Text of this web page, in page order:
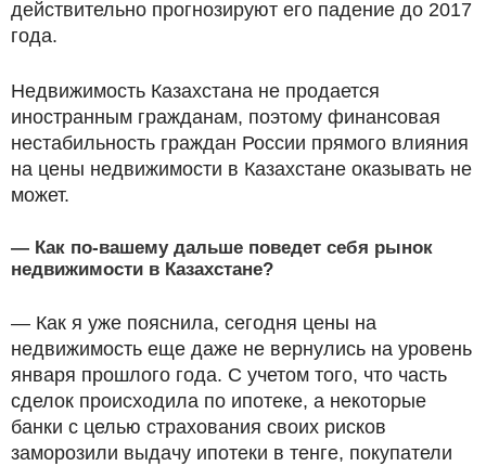
действительно прогнозируют его падение до 2017
года.
Недвижимость Казахстана не продается
иностранным гражданам, поэтому финансовая
нестабильность граждан России прямого влияния
на цены недвижимости в Казахстане оказывать не
может.
— Как по-вашему дальше поведет себя рынок
недвижимости в Казахстане?
— Как я уже пояснила, сегодня цены на
недвижимость еще даже не вернулись на уровень
января прошлого года. С учетом того, что часть
сделок происходила по ипотеке, а некоторые
банки с целью страхования своих рисков
заморозили выдачу ипотеки в тенге, покупатели